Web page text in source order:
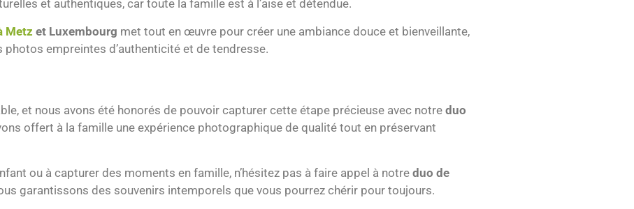
et authentiques, car toute la famille est à l’aise et détendue.
Metz et Luxembourg met tout en œuvre pour créer une ambiance douce et bienveillante,
empreintes d’authenticité et de tendresse.
et nous avons été honorés de pouvoir capturer cette étape précieuse avec notre duo
offert à la famille une expérience photographique de qualité tout en préservant
ou à capturer des moments en famille, n’hésitez pas à faire appel à notreduo de
garantissons des souvenirs intemporels que vous pourrez chérir pour toujours.